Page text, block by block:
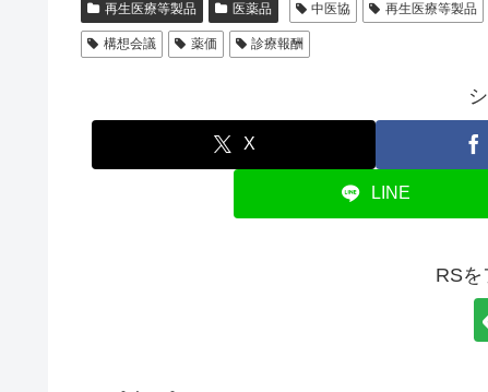
再生医療等製品 医薬品 中医協 再生医療等製品
構想会議 薬価 診療報酬
X
LINE
RSを